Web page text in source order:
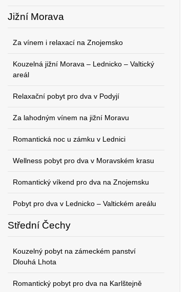
Jižní Morava
Za vínem i relaxací na Znojemsko
Kouzelná jižní Morava – Lednicko – Valtický
areál
Relaxační pobyt pro dva v Podyjí
Za lahodným vínem na jižní Moravu
Romantická noc u zámku v Lednici
Wellness pobyt pro dva v Moravském krasu
Romantický víkend pro dva na Znojemsku
Pobyt pro dva v Lednicko – Valtickém areálu
Střední Čechy
Kouzelný pobyt na zámeckém panství
Dlouhá Lhota
Romantický pobyt pro dva na Karlštejně